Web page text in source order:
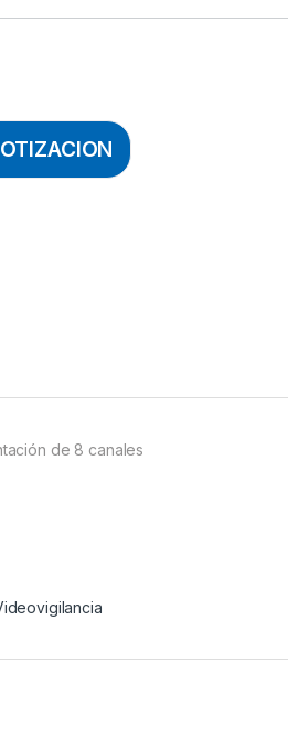
de 8 canales